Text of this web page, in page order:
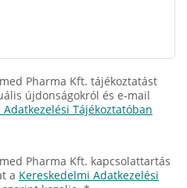
Pharma Kft. tájékoztatást
újdonságokról és e-mail
Tájékoztatóban
Pharma Kft. kapcsolattartás
a Kereskedelmi Adatkezelési